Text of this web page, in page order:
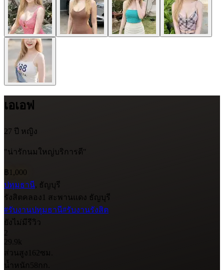
เอเอฟ
27 ปี หญิง
"น่ารักนมใหญ่บริการดี"
฿1,000
ปทุมธานี, ธัญบุรี
รังสิตคลอง1 สะพานแดง ธัญบุรี
#รับงานปทุมธานี#รับงานรังสิต
ยังไม่มีรีวิว
2
29.9k
ส่วนสูง 162ซม.
น้ำหนัก 58กก.